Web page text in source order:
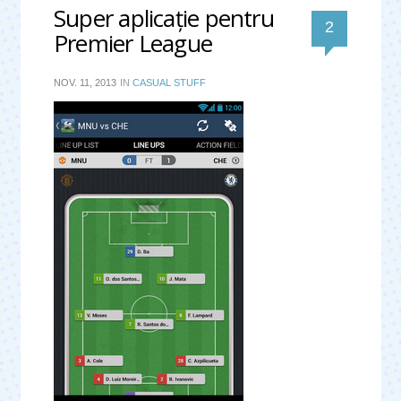
Super aplicaţie pentru
Premier League 2
NOV. 11, 2013 IN CASUAL STUFF